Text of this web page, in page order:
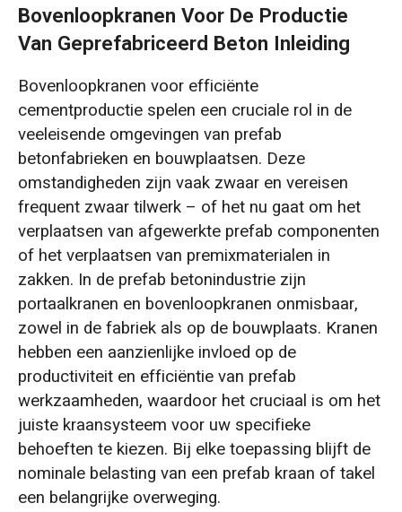
Bovenloopkranen Voor De Productie
Van Geprefabriceerd Beton Inleiding
Bovenloopkranen voor efficiënte
cementproductie spelen een cruciale rol in de
veeleisende omgevingen van prefab
betonfabrieken en bouwplaatsen. Deze
omstandigheden zijn vaak zwaar en vereisen
frequent zwaar tilwerk – of het nu gaat om het
verplaatsen van afgewerkte prefab componenten
of het verplaatsen van premixmaterialen in
zakken. In de prefab betonindustrie zijn
portaalkranen en bovenloopkranen onmisbaar,
zowel in de fabriek als op de bouwplaats. Kranen
hebben een aanzienlijke invloed op de
productiviteit en efficiëntie van prefab
werkzaamheden, waardoor het cruciaal is om het
juiste kraansysteem voor uw specifieke
behoeften te kiezen. Bij elke toepassing blijft de
nominale belasting van een prefab kraan of takel
een belangrijke overweging.